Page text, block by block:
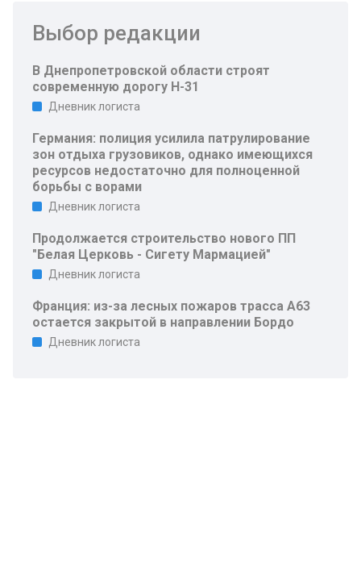
Выбор редакции
В Днепропетровской области строят
современную дорогу Н-31
Дневник логиста
Германия: полиция усилила патрулирование
зон отдыха грузовиков, однако имеющихся
ресурсов недостаточно для полноценной
борьбы с ворами
Дневник логиста
Продолжается строительство нового ПП
"Белая Церковь - Сигету Мармацией"
Дневник логиста
Франция: из-за лесных пожаров трасса A63
остается закрытой в направлении Бордо
Дневник логиста